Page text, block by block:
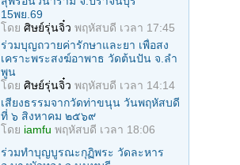
15พย.69
โดย ศิษย์รุ่นจิ๋ว พฤหัสบดี เวลา 17:45
ร่วมบุญถวายค่ารักษาและยา เพื่อสง
เคราะพระสงฆ์อาพาธ วัดต้นปัน จ.ลํา
พูน
โดย ศิษย์รุ่นจิ๋ว พฤหัสบดี เวลา 14:14
เสียงธรรมจากวัดท่าขนุน วันพฤหัสบดี
ที่ ๖ สิงหาคม ๒๕๖๙
โดย iamfu พฤหัสบดี เวลา 18:06
ร่วมทําบุญบูรณะกุฏิพระ วัดละหาร